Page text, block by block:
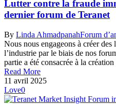
Lutter contre la fraude
dernier forum de Teranet
By Linda AhmadpanahForum
Nous nous engageons à créer
l’industrie par le biais de nos
partie a été consacrée à la création
Read More
11 avril 2025
Love0